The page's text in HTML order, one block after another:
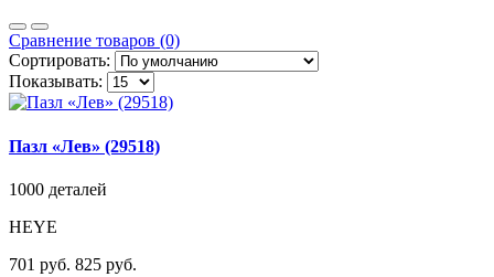
Сравнение товаров (0)
Сортировать:
Показывать:
Пазл «Лев» (29518)
1000 деталей
HEYE
701 руб. 825 руб.